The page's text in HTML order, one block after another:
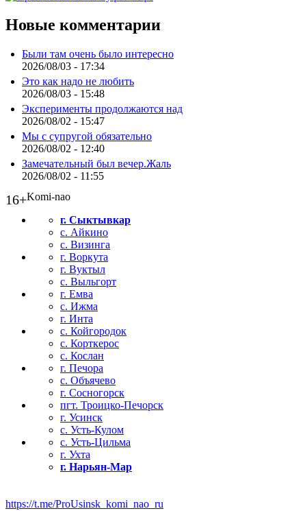
Новые комментарии
Были там очень было интересно
2026/08/03 - 17:34
Это как надо не любить
2026/08/03 - 15:48
Эксперименты продолжаются над
2026/08/02 - 15:47
Мы с супругой обязательно
2026/08/02 - 12:40
Замечательный был вечер.Жаль
2026/08/02 - 11:55
16+Komi-nao
г. Сыктывкар
с. Айкино
с. Визинга
г. Воркута
г. Вуктыл
с. Выльгорт
г. Емва
с. Ижма
г. Инта
с. Койгородок
с. Корткерос
с. Кослан
г. Печора
с. Объячево
г. Сосногорск
пгт. Троицко-Печорск
г. Усинск
с. Усть-Кулом
с. Усть-Цильма
г. Ухта
г. Нарьян-Мар
https://t.me/ProUsinsk_komi_nao_ru